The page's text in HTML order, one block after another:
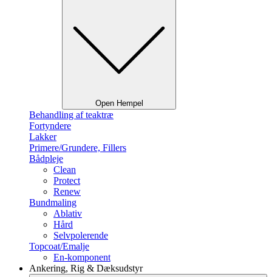
Open Hempel
Behandling af teaktræ
Fortyndere
Lakker
Primere/Grundere, Fillers
Bådpleje
Clean
Protect
Renew
Bundmaling
Ablativ
Hård
Selvpolerende
Topcoat/Emalje
En-komponent
Ankering, Rig & Dæksudstyr